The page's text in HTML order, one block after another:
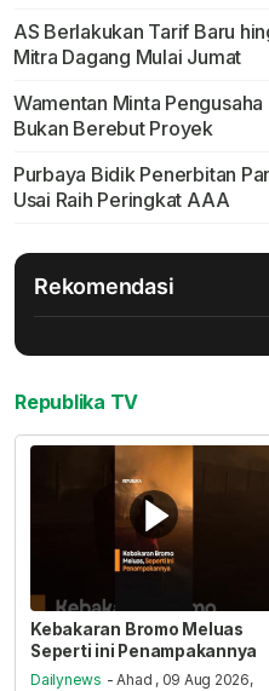
AS Berlakukan Tarif Baru
Mitra Dagang Mulai Jumat
Wamentan Minta
Bukan Berebut Proyek
Purbaya Bidik Penerbitan
Usai Raih Peringkat AAA
Rekomendasi
Republika TV
Kebakaran Bromo Meluas
Seperti ini Penampakannya
Dailynews - Ahad , 09 Aug 2026,